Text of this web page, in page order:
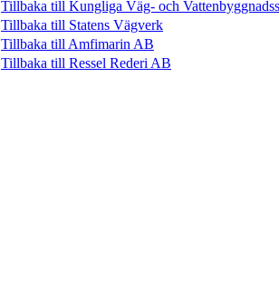
Tillbaka till Kungliga Väg- och
Tillbaka till Statens Vägverk
Tillbaka till Amfimarin AB
Tillbaka till Ressel Rederi AB